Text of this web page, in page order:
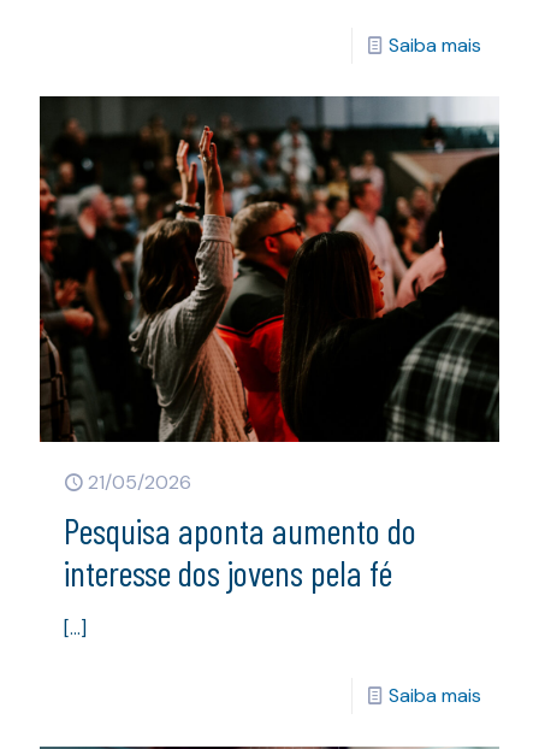
Saiba mais
21/05/2026
Pesquisa aponta aumento do
interesse dos jovens pela fé
[…]
Saiba mais